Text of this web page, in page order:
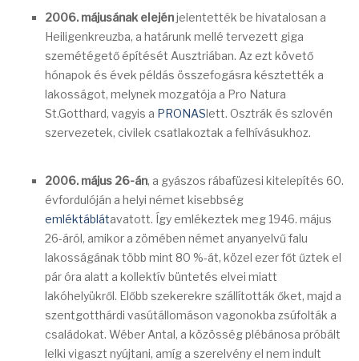
2006. májusának elejénjelentették be hivatalosan a
Heiligenkreuzba, a határunk mellé tervezett giga
szemétégető építését Ausztriában. Az ezt követő
hónapok és évek példás összefogásra késztették a
lakosságot, melynek mozgatója a Pro Natura
St.Gotthard, vagyis a PRONASlett. Osztrák és szlovén
szervezetek, civilek csatlakoztak a felhívásukhoz.
2006. május 26-án, a gyászos rábafüzesi kitelepítés 60.
évfordulóján a helyi német kisebbség
emléktáblátavatott. Így emlékeztek meg 1946. május
26-áról, amikor a zömében német anyanyelvű falu
lakosságának több mint 80 %-át, közel ezer főt űztek el
pár óra alatt a kollektív büntetés elvei miatt
lakóhelyükről. Előbb szekerekre szállították őket, majd a
szentgotthárdi vasútállomáson vagonokba zsúfolták a
családokat. Wéber Antal, a közösség plébánosa próbált
lelki vigaszt nyújtani, amíg a szerelvény el nem indult